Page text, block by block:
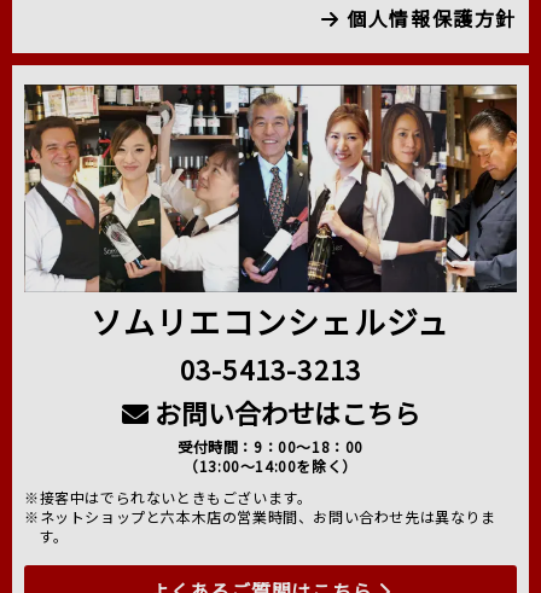
個人情報保護方針
ソムリエコンシェルジュ
03-5413-3213
お問い合わせはこちら
受付時間：9：00～18：00
（13:00～14:00を除く）
※接客中はでられないときもございます。
※ネットショップと六本木店の営業時間、お問い合わせ先は異なりま
す。